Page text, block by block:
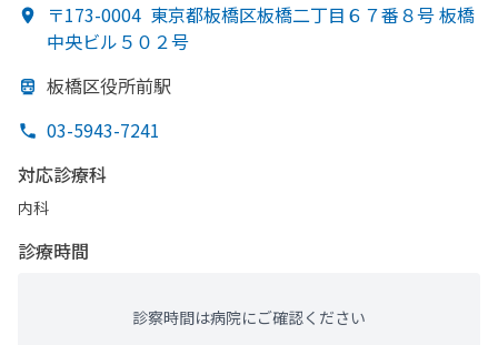
〒173-0004 東京都板橋区板橋二丁目６７番８号 板橋
中央ビル５０２号
板橋区役所前駅
03-5943-7241
対応診療科
内科
診療時間
診察時間は病院にご確認ください